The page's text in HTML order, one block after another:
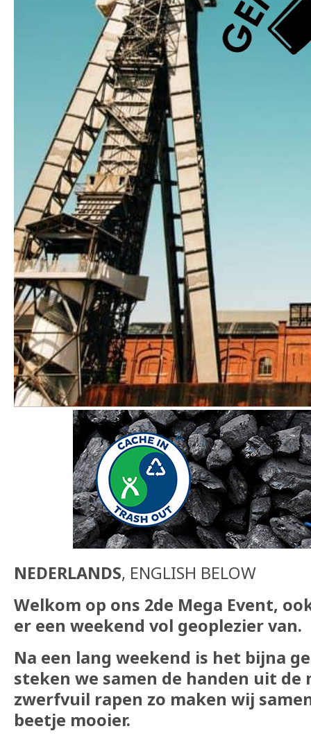
NEDERLANDS, ENGLISH BELOW
Welkom op ons 2de Mega Event,
er een weekend vol geoplezier van.
Na een lang weekend is het bijna
steken we samen de handen uit de
zwerfvuil rapen zo maken wij
beetje mooier.